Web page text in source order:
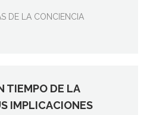
DE LA CONCIENCIA
TIEMPO DE LA
IMPLICACIONES